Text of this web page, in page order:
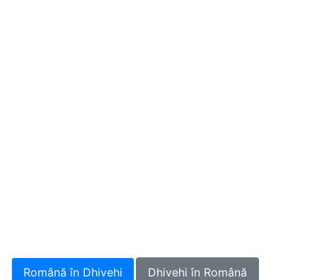
Română în Dhivehi Dhivehi în Română